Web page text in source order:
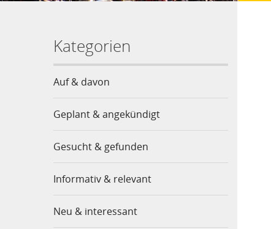
Kategorien
Auf & davon
Geplant & angekündigt
Gesucht & gefunden
Informativ & relevant
Neu & interessant